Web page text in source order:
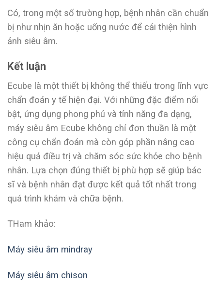
Có, trong một số trường hợp, bệnh nhân cần chuẩn
bị như nhịn ăn hoặc uống nước để cải thiện hình
ảnh siêu âm.
Kết luận
Ecube là một thiết bị không thể thiếu trong lĩnh vực
chẩn đoán y tế hiện đại. Với những đặc điểm nổi
bật, ứng dụng phong phú và tính năng đa dạng,
máy siêu âm Ecube không chỉ đơn thuần là một
công cụ chẩn đoán mà còn góp phần nâng cao
hiệu quả điều trị và chăm sóc sức khỏe cho bệnh
nhân. Lựa chọn đúng thiết bị phù hợp sẽ giúp bác
sĩ và bệnh nhân đạt được kết quả tốt nhất trong
quá trình khám và chữa bệnh.
THam khảo:
Máy siêu âm mindray
Máy siêu âm chison